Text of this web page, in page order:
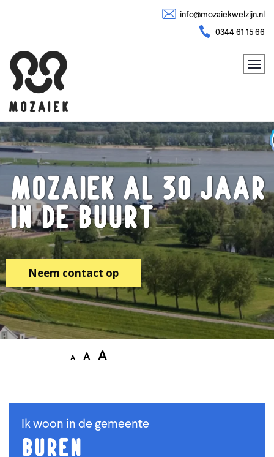
info@mozaiekwelzijn.nl
0344 61 15 66
Mozaiek al 30 jaar
in de buurt
Neem contact op
A A A
Ik woon in de gemeente
Buren